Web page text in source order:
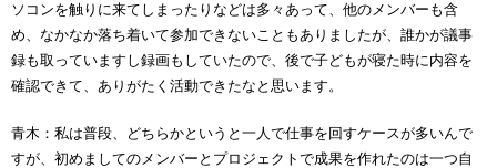
ソコンを触りに来てしまったりなどは多々あって、他のメンバーも含
め、なかなか落ち着いて参加できないこともありましたが、誰かが議事
録も取っていますし録画もしていたので、後で子どもが寝た時に内容を
確認できて、ありがたく活動できたなと思います。
青木：私は普段、どちらかというと一人で仕事を回すケースが多いんで
すが、初めましてのメンバーとプロジェクトで成果を作れたのは一つ自